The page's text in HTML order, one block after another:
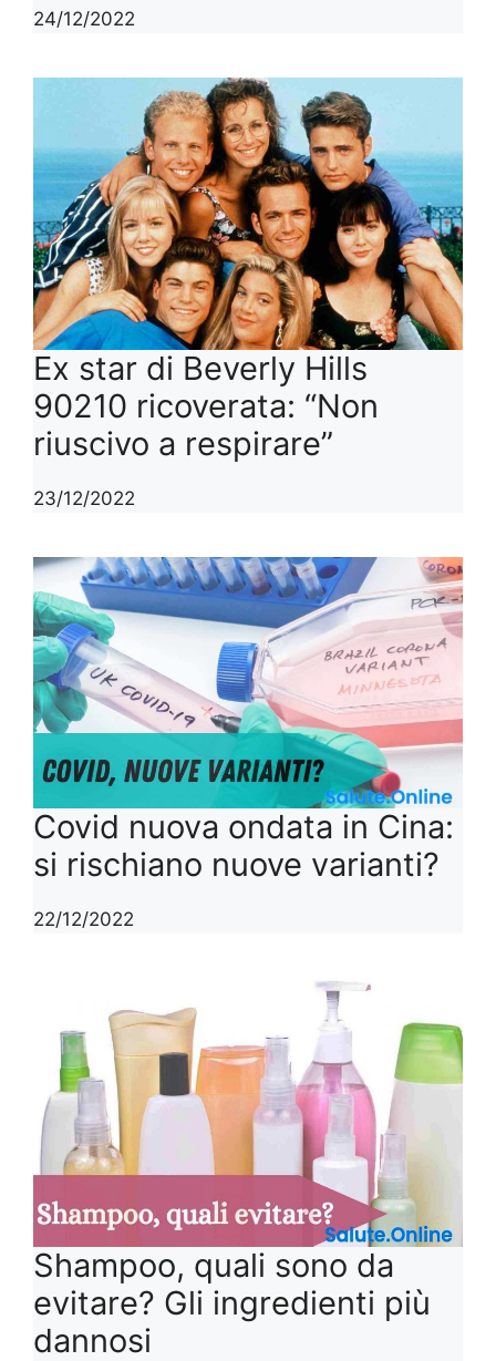
24/12/2022
Ex star di Beverly Hills
90210 ricoverata: “Non
riuscivo a respirare”
23/12/2022
Covid nuova ondata in Cina:
si rischiano nuove varianti?
22/12/2022
Shampoo, quali sono da
evitare? Gli ingredienti più
dannosi